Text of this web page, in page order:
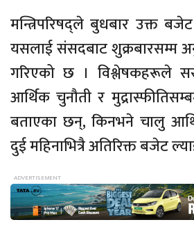
मन्त्रिपरिषद्ले बुधबार उक्त
यसलाई संसदबाट शुक्रबारसम्म
गरिएको छ । विश्लेषकहरूले
आर्थिक चुनौती र
बताएका छन्, किनभने चालु
दुई महिनाभित्रै अतिरिक्त बजेट